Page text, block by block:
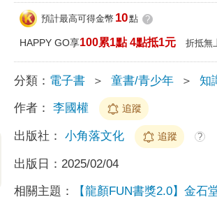
預計最高可得金幣 10點 ?
HAPPY GO享100累1點 4點抵1元 折抵無
分類： 電子書 ＞ 童書/青少年 ＞ 知
作者： 李國權 追蹤
出版社： 小角落文化 追蹤 ?
出版日： 2025/02/04
相關主題： 【龍顏FUN書獎2.0】金